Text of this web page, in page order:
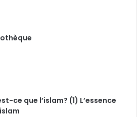
ce que l’islam? (1) L’essence